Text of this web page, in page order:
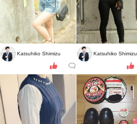
Katsuhiko Shimizu Katsuhiko Shimizu